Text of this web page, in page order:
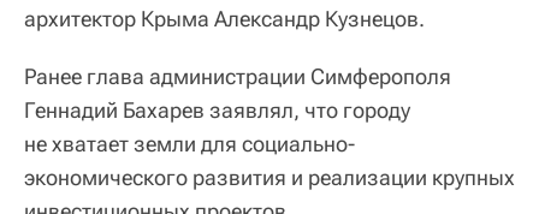
архитектор Крыма Александр Кузнецов.
Ранее глава администрации Симферополя
Геннадий Бахарев заявлял, что городу
не хватает земли для социально-
экономического развития и реализации крупных